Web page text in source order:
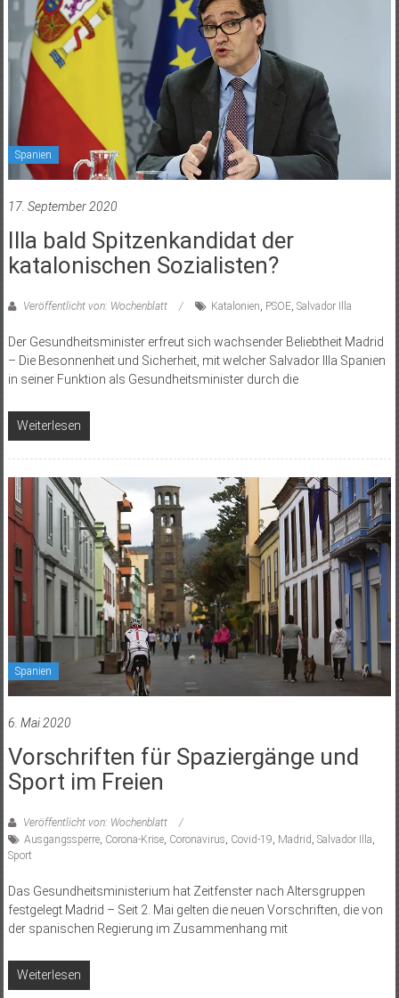
Spanien
17. September 2020
Illa bald Spitzenkandidat der
katalonischen Sozialisten?
Veröffentlicht von: Wochenblatt Katalonien, PSOE, Salvador Illa
Der Gesundheitsminister erfreut sich wachsender Beliebtheit Madrid
– Die Besonnenheit und Sicherheit, mit welcher Salvador Illa Spanien
in seiner Funktion als Gesundheitsminister durch die
Weiterlesen
Spanien
6. Mai 2020
Vorschriften für Spaziergänge und
Sport im Freien
Veröffentlicht von: Wochenblatt
Ausgangssperre, Corona-Krise, Coronavirus, Covid-19, Madrid , Salvador Illa,
Sport
Das Gesundheitsministerium hat Zeitfenster nach Altersgruppen
festgelegt Madrid – Seit 2. Mai gelten die neuen Vorschriften, die von
der spanischen Regierung im Zusammenhang mit
Weiterlesen